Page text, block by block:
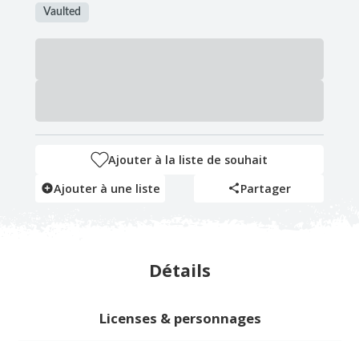
Vaulted
Ajouter à la liste de souhait
Ajouter à une liste
Partager
Détails
Licenses & personnages